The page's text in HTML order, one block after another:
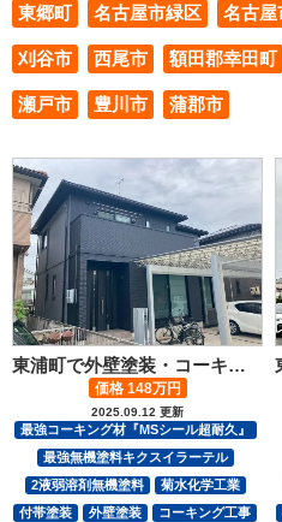
東郷町 名古屋市緑区 名古屋
刈谷市 西尾市 額田郡幸田町
瀬戸市 豊川市 蒲郡市
東浦町で外壁塗装・コーキング・防水工事！ コントラストの差をなくして、トレンドな仕上がりに☆
価格 148万円
2025.09.12 更新
最強コーキング材『MSシール超耐久』
最強無機塗料キクスイラーテル
2液弱溶剤無機塗料
菊水化学工業
付帯塗装
外壁塗装
コーキング工事